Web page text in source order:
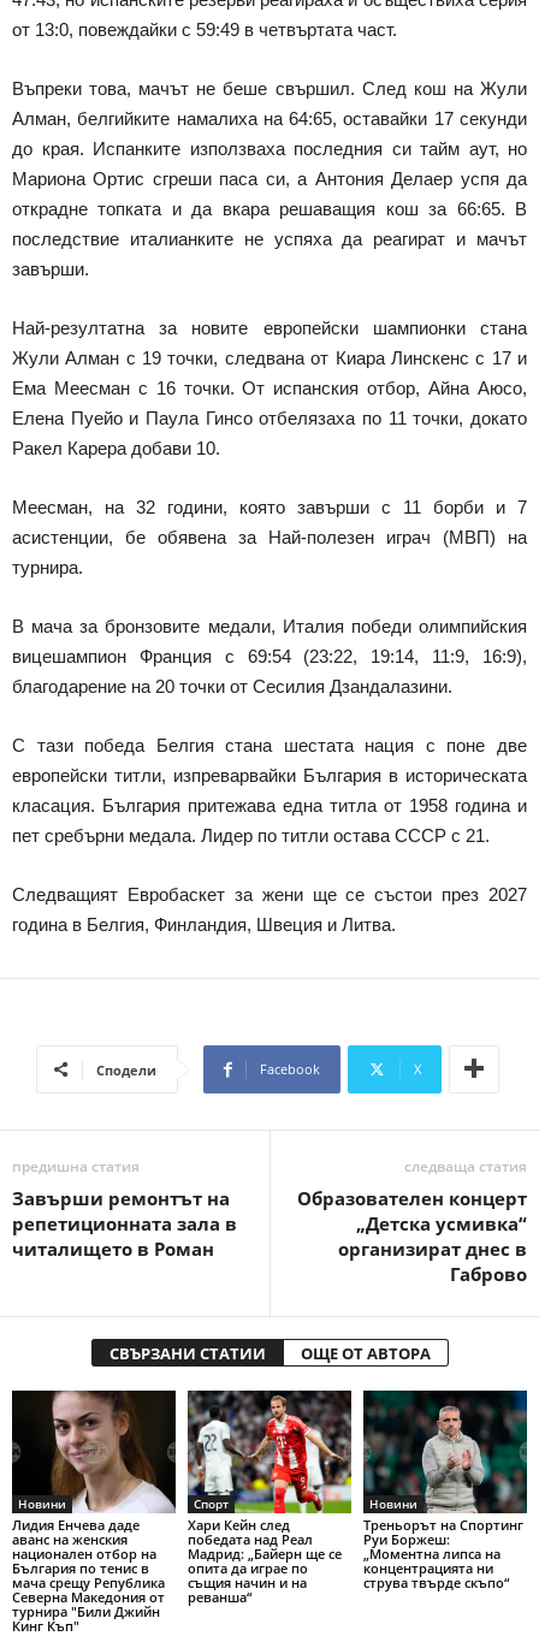
от 13:0, повеждайки с 59:49 в четвъртата част.
Въпреки това, мачът не беше свършил. След кош на Жули
Алман, белгийките намалиха на 64:65, оставайки 17 секунди
до края. Испанките използваха последния си тайм аут, но
Мариона Ортис сгреши паса си, а Антония Делаер успя да
открадне топката и да вкара решаващия кош за 66:65. В
последствие италианките не успяха да реагират и мачът
завърши.
Най-резултатна за новите европейски шампионки стана
Жули Алман с 19 точки, следвана от Киара Линскенс с 17 и
Ема Меесман с 16 точки. От испанския отбор, Айна Аюсо,
Елена Пуейо и Паула Гинсо отбелязаха по 11 точки, докато
Ракел Карера добави 10.
Меесман, на 32 години, която завърши с 11 борби и 7
асистенции, бе обявена за Най-полезен играч (МВП) на
турнира.
В мача за бронзовите медали, Италия победи олимпийския
вицешампион Франция с 69:54 (23:22, 19:14, 11:9, 16:9),
благодарение на 20 точки от Сесилия Дзандалазини.
С тази победа Белгия стана шестата нация с поне две
европейски титли, изпреварвайки България в историческата
класация. България притежава една титла от 1958 година и
пет сребърни медала. Лидер по титли остава СССР с 21.
Следващият Евробаскет за жени ще се състои през 2027
година в Белгия, Финландия, Швеция и Литва.
Сподели Facebook X
предишна статия
Завърши ремонтът на
репетиционната зала в
читалището в Роман
следваща статия
Образователен концерт
„Детска усмивка“
организират днес в
Габрово
СВЪРЗАНИ СТАТИИ ОЩЕ ОТ АВТОРА
Новини
Лидия Енчева даде
аванс на женския
национален отбор на
България по тенис в
мача срещу Република
Северна Македония от
турнира "Били Джийн
Кинг Къп"
Спорт
Хари Кейн след
победата над Реал
Мадрид: „Байерн ще се
опита да играе по
същия начин и на
реванша“
Новини
Треньорът на Спортинг
Руи Боржеш:
„Моментна липса на
концентрацията ни
струва твърде скъпо“